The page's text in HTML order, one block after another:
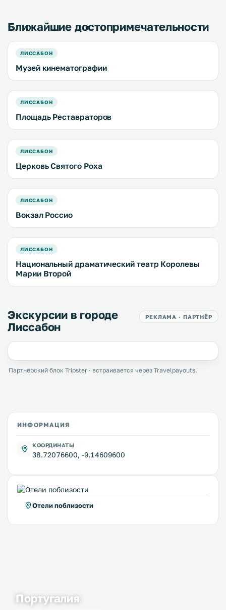
Ближайшие достопримечательности
ЛИССАБОН
Музей кинематографии
ЛИССАБОН
Площадь Реставраторов
ЛИССАБОН
Церковь Святого Роха
ЛИССАБОН
Вокзал Россио
ЛИССАБОН
Национальный драматический театр Королевы
Марии Второй
Экскурсии в городе
Лиссабон
РЕКЛАМА · ПАРТНЁР
Партнёрский блок Tripster · встраивается через Travelpayouts.
ИНФОРМАЦИЯ
КООРДИНАТЫ
38.72076600, -9.14609600
Отели поблизости
Португалия